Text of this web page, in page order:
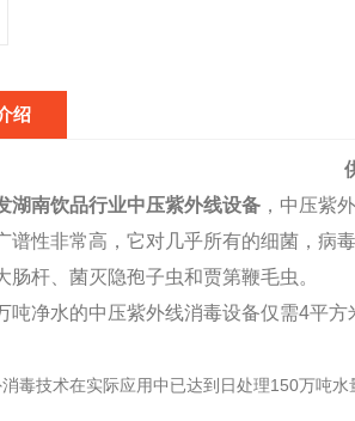
绍
湖南饮品行业中压紫外线设备 ，中压紫
谱性非常高，它对几乎所有的细菌，病
肠杆、菌灭隐孢子虫和贾第鞭毛虫。
吨净水的中压紫外线消毒设备仅需4平
毒技术在实际应用中已达到日处理150万吨